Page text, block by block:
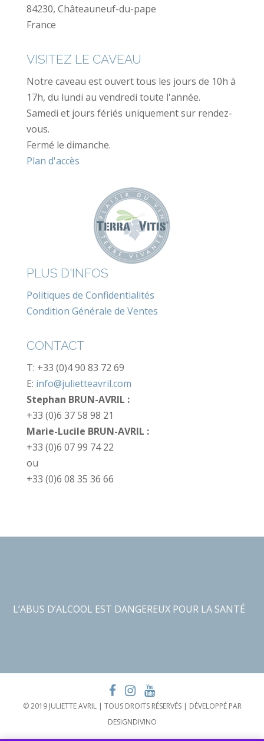
84230, Châteauneuf-du-pape
France
VISITEZ LE CAVEAU
Notre caveau est ouvert tous les jours de 10h à
17h, du lundi au vendredi toute l'année.
Samedi et jours fériés uniquement sur rendez-
vous.
Fermé le dimanche.
Plan d'accès
PLUS D'INFOS
Politiques de Confidentialités
Condition Générale de Ventes
CONTACT
T: +33 (0)4 90 83 72 69
E: info@julietteavril.com
Stephan BRUN-AVRIL :
+33 (0)6 37 58 98 21
Marie-Lucile BRUN-AVRIL :
+33 (0)6 07 99 74 22
ou
+33 (0)6 08 35 36 66
L’ABUS D’ALCOOL EST DANGEREUX POUR LA SANTÉ
© 2019 JULIETTE AVRIL | TOUS DROITS RÉSERVÉS | DÉVELOPPÉ PAR
DESIGNDIVINO